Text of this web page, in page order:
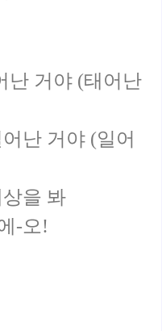
난 거야 (태어난
난 거야 (일어
을 봐
-오!